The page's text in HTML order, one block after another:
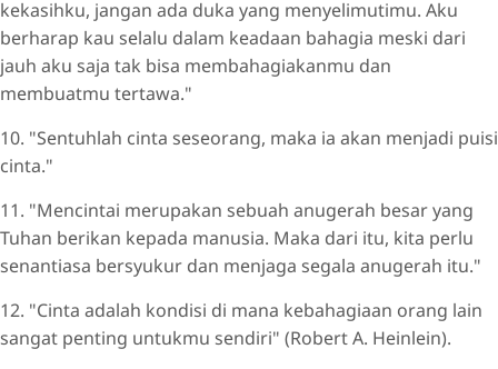
kekasihku, jangan ada duka yang menyelimutimu. Aku
berharap kau selalu dalam keadaan bahagia meski dari
jauh aku saja tak bisa membahagiakanmu dan
membuatmu tertawa."
10. "Sentuhlah cinta seseorang, maka ia akan menjadi puisi
cinta."
11. "Mencintai merupakan sebuah anugerah besar yang
Tuhan berikan kepada manusia. Maka dari itu, kita perlu
senantiasa bersyukur dan menjaga segala anugerah itu."
12. "Cinta adalah kondisi di mana kebahagiaan orang lain
sangat penting untukmu sendiri" (Robert A. Heinlein).